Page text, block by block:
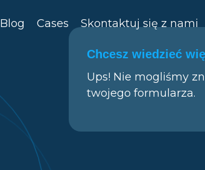
Blog Cases Skontaktuj się z nami
Chcesz wiedzieć
Ups! Nie mogliśmy
twojego formularza.